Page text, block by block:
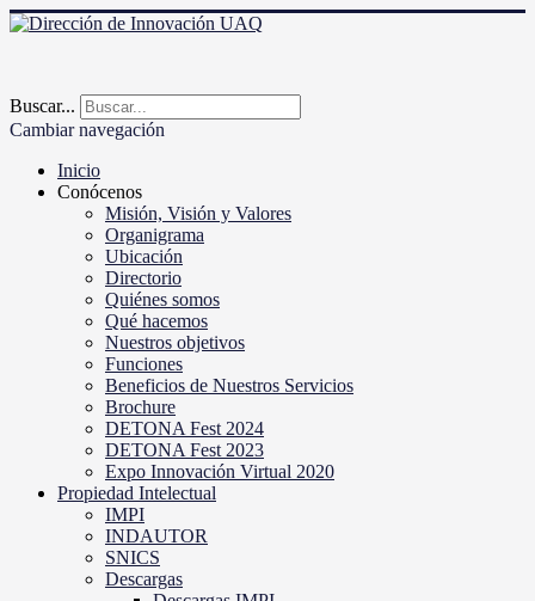
Buscar...
Cambiar navegación
Inicio
Conócenos
Misión, Visión y Valores
Organigrama
Ubicación
Directorio
Quiénes somos
Qué hacemos
Nuestros objetivos
Funciones
Beneficios de Nuestros Servicios
Brochure
DETONA Fest 2024
DETONA Fest 2023
Expo Innovación Virtual 2020
Propiedad Intelectual
IMPI
INDAUTOR
SNICS
Descargas